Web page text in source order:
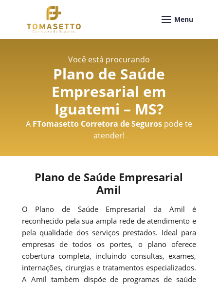
Você está procurando
Plano de Saúde
Empresarial em
Iguatemi – MS?
A FTomasetto Corretora de Segurospode te
atender!
Plano de Saúde Empresarial
Amil
O Plano de Saúde Empresarial da Amil é
reconhecido pela sua ampla rede de atendimento e
pela qualidade dos serviços prestados. Ideal para
empresas de todos os portes, o plano oferece
cobertura completa, incluindo consultas, exames,
internações, cirurgias e tratamentos especializados.
A Amil também dispõe de programas de saúde